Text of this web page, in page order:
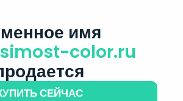
имя
color.ru
СЕЙЧАС